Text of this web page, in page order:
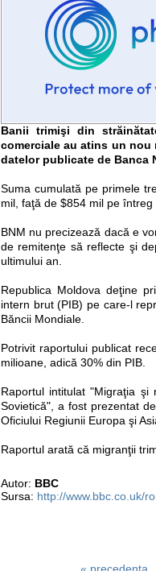
Banii trimişi din
comerciale au atins un nou
datelor publicate de Banca
Suma cumulată pe primele
mil, faţă de $854 mil pe întreg
BNM nu precizează dacă e
de remitenţe să reflecte şi
ultimului an.
Republica Moldova deţine
intern brut (PIB) pe care-l
Băncii Mondiale.
Potrivit raportului publicat
milioane, adică 30% din PIB.
Raportul intitulat "Migraţia
Sovietică", a fost prezentat
Oficiului Regiunii Europa şi
Raportul arată că migranţii
Autor: BBC
Sursa: http://www.bbc.co.uk/